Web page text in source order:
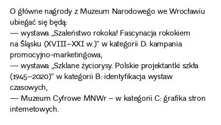
O główne nagrody z Muzeum Narodowego we Wrocławiu
ubiegać się będą:
— wystawa „Szaleństwo rokoka! Fascynacja rokokiem
na Śląsku (XVIII–XXI w.)” w kategorii D: kampania
promocyjno-marketingowa,
— wystawa „Szklane życiorysy. Polskie projektantki szkła
(1945–2020)” w kategorii B: identyfikacja wystaw
czasowych,
— Muzeum Cyfrowe MNWr – w kategorii C: grafika stron
internetowych.